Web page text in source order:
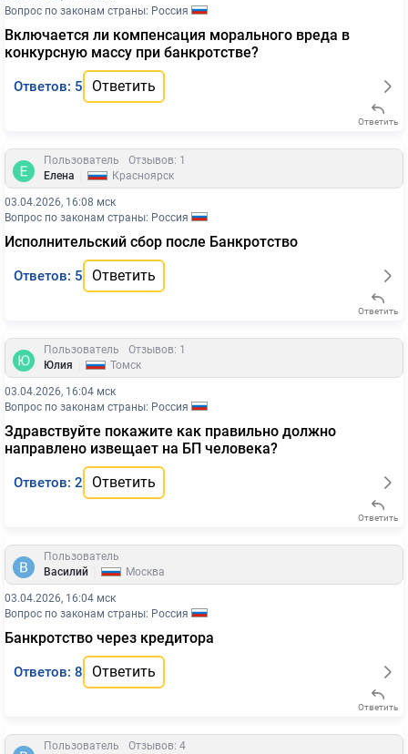
Вопрос по законам страны: Россия
Включается ли компенсация морального вреда в
конкурсную массу при банкротстве?
Ответов: 5 Ответить
Ответить
Пользователь
Отзывов: 1
Елена
Красноярск
03.04.2026, 16:08 мск
Вопрос по законам страны: Россия
Исполнительский сбор после Банкротство
Ответов: 5 Ответить
Ответить
Пользователь
Отзывов: 1
Юлия
Томск
03.04.2026, 16:04 мск
Вопрос по законам страны: Россия
Здравствуйте покажите как правильно должно
направлено извещает на БП человека?
Ответов: 2 Ответить
Ответить
Пользователь
Василий
Москва
03.04.2026, 16:04 мск
Вопрос по законам страны: Россия
Банкротство через кредитора
Ответов: 8 Ответить
Ответить
Пользователь
Отзывов: 4